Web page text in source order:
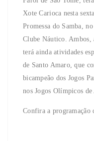
Xote Carioca nesta
Promessa do Samba,
Clube Náutico. Ambos,
terá ainda atividades
de Santo Amaro, que
bicampeão dos Jogos
nos Jogos Olímpicos
Confira a programação